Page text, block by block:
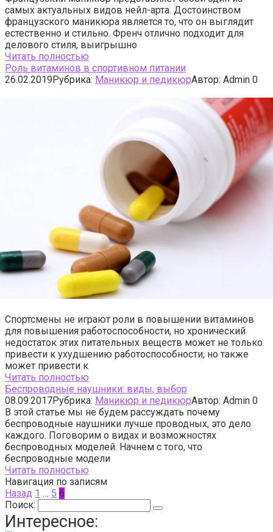
самых актуальных видов нейл-арта. Достоинством
французского маникюра является то, что он выглядит
естественно и стильно. Френч отлично подходит для
делового стиля, выигрышно
Читать полностью
Роль витаминов в спортивном питании
26.02.2019Рубрика: Маникюр и педикюрАвтор: Admin 0
Спортсмены не играют роли в повышении витаминов
для повышения работоспособности, но хронический
недостаток этих питательных веществ может не только
привести к ухудшению работоспособности, но также
может привести к
Читать полностью
Беспроводные наушники: виды, выбор
08.09.2017Рубрика: Маникюр и педикюрАвтор: Admin 0
В этой статье мы не будем рассуждать почему
беспроводные наушники лучше проводных, это дело
каждого. Поговорим о видах и возможностях
беспроводных моделей. Начнем с того, что
беспроводные модели
Читать полностью
Навигация по записям
Назад 1 … 5 6
Поиск:
Интересное: